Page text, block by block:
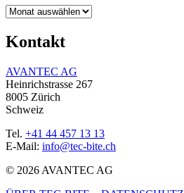
Archiv
Kontakt
AVANTEC AG
Heinrichstrasse 267
8005 Zürich
Schweiz
Tel. +41 44 457 13 13
E-Mail: info@tec-bite.ch
© 2026 AVANTEC AG